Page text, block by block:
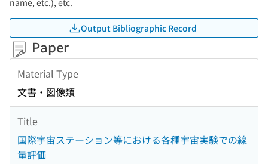
name, etc.), etc.
Output Bibliographic Record
Paper
Material Type
文書・図像類
Title
国際宇宙ステーション等における各種宇宙実験での線
量評価